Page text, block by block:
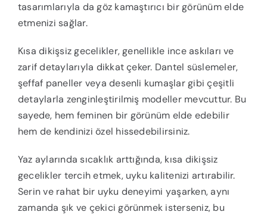
tasarımlarıyla da göz kamaştırıcı bir görünüm elde
etmenizi sağlar.
Kısa dikişsiz gecelikler, genellikle ince askıları ve
zarif detaylarıyla dikkat çeker. Dantel süslemeler,
şeffaf paneller veya desenli kumaşlar gibi çeşitli
detaylarla zenginleştirilmiş modeller mevcuttur. Bu
sayede, hem feminen bir görünüm elde edebilir
hem de kendinizi özel hissedebilirsiniz.
Yaz aylarında sıcaklık arttığında, kısa dikişsiz
gecelikler tercih etmek, uyku kalitenizi artırabilir.
Serin ve rahat bir uyku deneyimi yaşarken, aynı
zamanda şık ve çekici görünmek isterseniz, bu